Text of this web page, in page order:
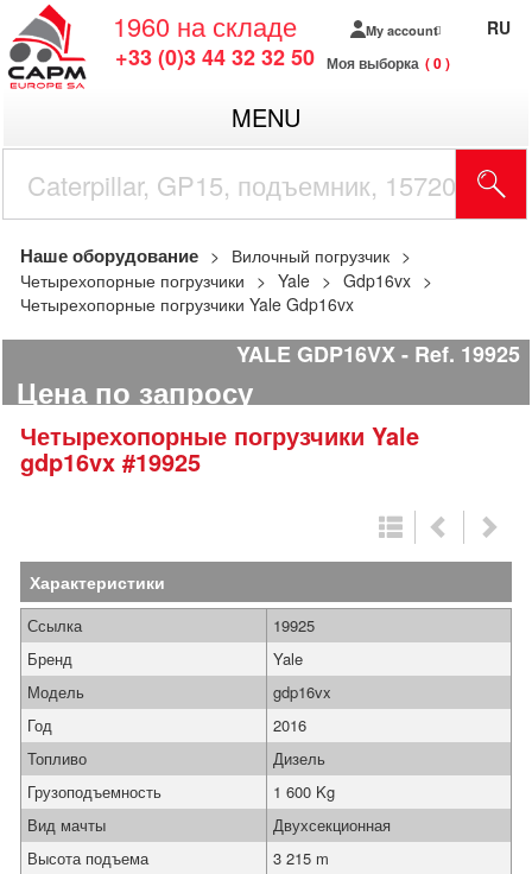
1960 на складе
+33 (0)3 44 32 32 50
My account
Моя выборка 0
RU
MENU
Наше оборудование
Вилочный погрузчик
Четырехопорные погрузчики
Yale
Gdp16vx
Четырехопорные погрузчики Yale Gdp16vx
YALE GDP16VX Ref. 19925
Цена по запросу
Четырехопорные погрузчики Yale
gdp16vx #19925
Характеристики
Ссылка
19925
Бренд
Yale
Модель
gdp16vx
Год
2016
Топливо
Дизель
Грузоподъемность
1 600 Kg
Вид мачты
Двухсекционная
Высота подъема
3 215 m